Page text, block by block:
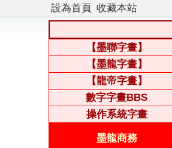
設為首頁 收藏本站
【墨聯字畫】
【墨龍字畫】
【龍帝字畫】
數字字畫BBS
操作系統字畫
墨龍商務